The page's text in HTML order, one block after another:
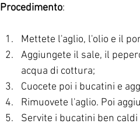
Procedimento:
Mettete l'aglio, l'olio e il
Aggiungete il sale, il
acqua di cottura;
Cuocete poi i bucatini e
Rimuovete l'aglio. Poi
Servite i bucatini ben